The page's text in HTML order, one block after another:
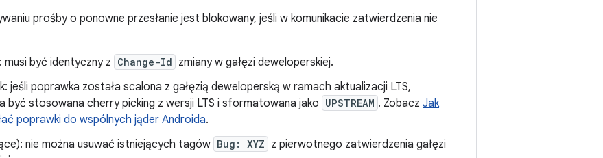
prośby o ponowne przesłanie jest blokowany, jeśli w komunikacie zatwierdzenia nie
: musi być identyczny z Change-Id zmiany w gałęzi deweloperskiej.
jeśli poprawka została scalona z gałęzią deweloperską w ramach aktualizacji LTS,
być stosowana cherry picking z wersji LTS i sformatowana jako UPSTREAM . Zobacz Jak
poprawki do wspólnych jąder Androida.
nie można usuwać istniejących tagów Bug: XYZ z pierwotnego zatwierdzenia gałęzi